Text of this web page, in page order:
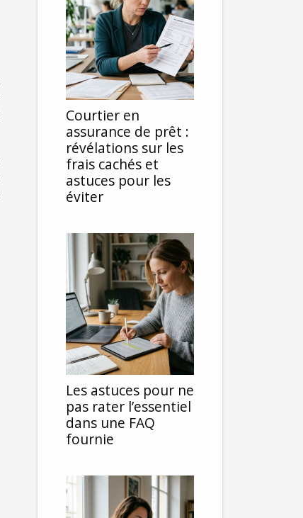
Courtier en
assurance de prêt :
révélations sur les
frais cachés et
astuces pour les
éviter
Les astuces pour ne
pas rater l’essentiel
dans une FAQ
fournie